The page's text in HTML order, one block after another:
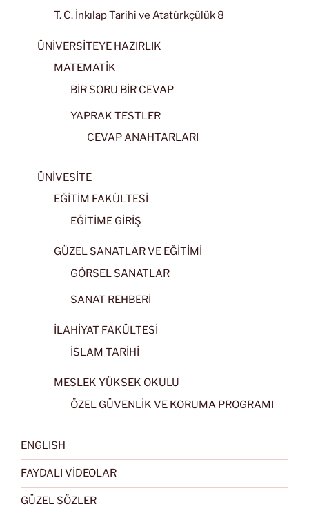
T. C. İnkılap Tarihi ve Atatürkçülük 8
ÜNİVERSİTEYE HAZIRLIK
MATEMATİK
BİR SORU BİR CEVAP
YAPRAK TESTLER
CEVAP ANAHTARLARI
ÜNİVESİTE
EĞİTİM FAKÜLTESİ
EĞİTİME GİRİŞ
GÜZEL SANATLAR VE EĞİTİMİ
GÖRSEL SANATLAR
SANAT REHBERİ
İLAHİYAT FAKÜLTESİ
İSLAM TARİHİ
MESLEK YÜKSEK OKULU
ÖZEL GÜVENLİK VE KORUMA PROGRAMI
ENGLISH
FAYDALI VİDEOLAR
GÜZEL SÖZLER